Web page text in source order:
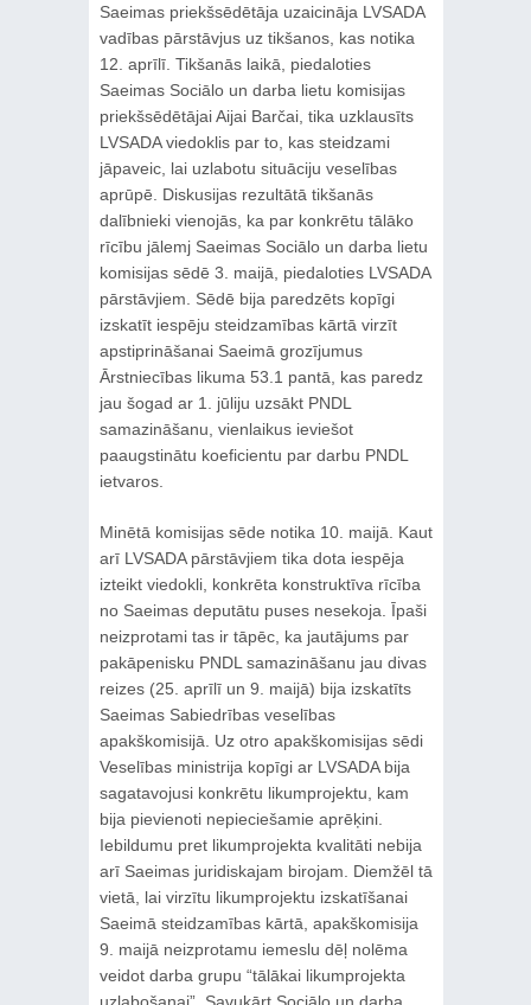
Saeimas priekšsēdētāja uzaicināja LVSADA
vadības pārstāvjus uz tikšanos, kas notika
12. aprīlī. Tikšanās laikā, piedaloties
Saeimas Sociālo un darba lietu komisijas
priekšsēdētājai Aijai Barčai, tika uzklausīts
LVSADA viedoklis par to, kas steidzami
jāpaveic, lai uzlabotu situāciju veselības
aprūpē. Diskusijas rezultātā tikšanās
dalībnieki vienojās, ka par konkrētu tālāko
rīcību jālemj Saeimas Sociālo un darba lietu
komisijas sēdē 3. maijā, piedaloties LVSADA
pārstāvjiem. Sēdē bija paredzēts kopīgi
izskatīt iespēju steidzamības kārtā virzīt
apstiprināšanai Saeimā grozījumus
Ārstniecības likuma 53.1 pantā, kas paredz
jau šogad ar 1. jūliju uzsākt PNDL
samazināšanu, vienlaikus ieviešot
paaugstinātu koeficientu par darbu PNDL
ietvaros.
Minētā komisijas sēde notika 10. maijā. Kaut
arī LVSADA pārstāvjiem tika dota iespēja
izteikt viedokli, konkrēta konstruktīva rīcība
no Saeimas deputātu puses nesekoja. Īpaši
neizprotami tas ir tāpēc, ka jautājums par
pakāpenisku PNDL samazināšanu jau divas
reizes (25. aprīlī un 9. maijā) bija izskatīts
Saeimas Sabiedrības veselības
apakškomisijā. Uz otro apakškomisijas sēdi
Veselības ministrija kopīgi ar LVSADA bija
sagatavojusi konkrētu likumprojektu, kam
bija pievienoti nepieciešamie aprēķini.
Iebildumu pret likumprojekta kvalitāti nebija
arī Saeimas juridiskajam birojam. Diemžēl tā
vietā, lai virzītu likumprojektu izskatīšanai
Saeimā steidzamības kārtā, apakškomisija
9. maijā neizprotamu iemeslu dēļ nolēma
veidot darba grupu “tālākai likumprojekta